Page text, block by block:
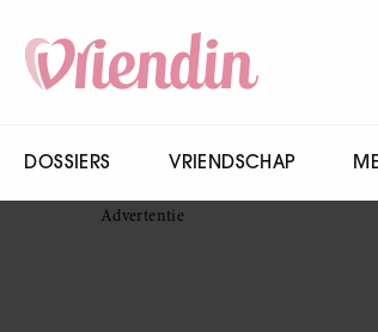
DOSSIERS VRIENDSCHAP